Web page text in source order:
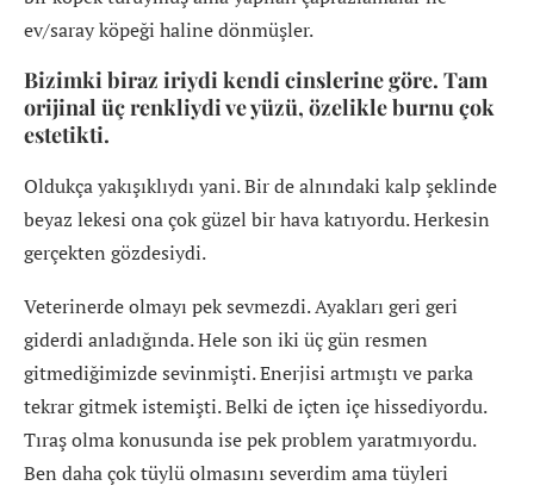
ev/saray köpeği haline dönmüşler.
Bizimki biraz iriydi kendi cinslerine göre. Tam
orijinal üç renkliydi ve yüzü, özelikle burnu çok
estetikti.
Oldukça yakışıklıydı yani. Bir de alnındaki kalp şeklinde
beyaz lekesi ona çok güzel bir hava katıyordu. Herkesin
gerçekten gözdesiydi.
Veterinerde olmayı pek sevmezdi. Ayakları geri geri
giderdi anladığında. Hele son iki üç gün resmen
gitmediğimizde sevinmişti. Enerjisi artmıştı ve parka
tekrar gitmek istemişti. Belki de içten içe hissediyordu.
Tıraş olma konusunda ise pek problem yaratmıyordu.
Ben daha çok tüylü olmasını severdim ama tüyleri